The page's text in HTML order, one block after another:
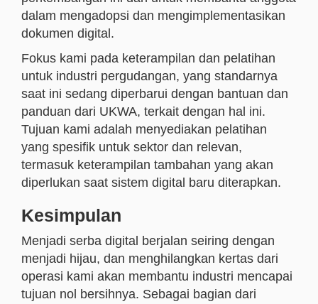
dalam mengadopsi dan mengimplementasikan
dokumen digital.
Fokus kami pada keterampilan dan pelatihan
untuk industri pergudangan, yang standarnya
saat ini sedang diperbarui dengan bantuan dan
panduan dari UKWA, terkait dengan hal ini.
Tujuan kami adalah menyediakan pelatihan
yang spesifik untuk sektor dan relevan,
termasuk keterampilan tambahan yang akan
diperlukan saat sistem digital baru diterapkan.
Kesimpulan
Menjadi serba digital berjalan seiring dengan
menjadi hijau, dan menghilangkan kertas dari
operasi kami akan membantu industri mencapai
tujuan nol bersihnya. Sebagai bagian dari